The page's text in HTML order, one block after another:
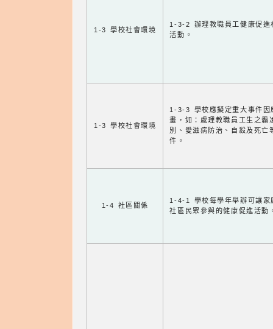
1-3 學校社會環境
1-3-2 辦理教職員工健康促進
活動。
1-3 學校社會環境
1-3-3 學校應擬定重大事件因
畫，如：處理教職員工生之霸
別、愛滋病防治、自殺及死亡
件。
1-4 社區關係
1-4-1 學校每學年舉辦可讓家
社區民眾參與的健康促進活動